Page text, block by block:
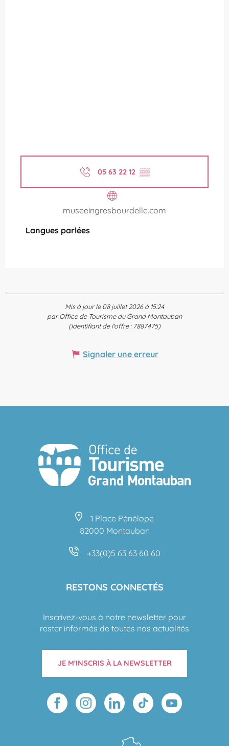
05 63 22 12 ▒▒
museeingresbourdelle.com
Langues parlées
Langues parlées
Mis à jour le 08 juillet 2026 à 15:24
par Office de Tourisme du Grand Montauban
(Identifiant de l'offre : 7887475)
Signaler une erreur
1 Place Pénélope
82000 Montauban
+33(0)5 63 63 60 60
RESTONS CONNECTÉS
Inscrivez-vous à notre newsletter pour
rester informés de toutes nos actualités
JE M'INSCRIS À LA NEWSLETTER